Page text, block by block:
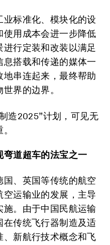
标准化、模块化的设
用成本会进一步降低
行定装和改装以满足
搭载和传递的媒体一
串连起来，最终帮助
界的边界。
造2025”计划，可见无
弯道超车的法宝之一
、英国等传统的航空
运输业的发展，主导
。由于中国民航运输
在传统飞行器制造及适
新航行技术概念和飞